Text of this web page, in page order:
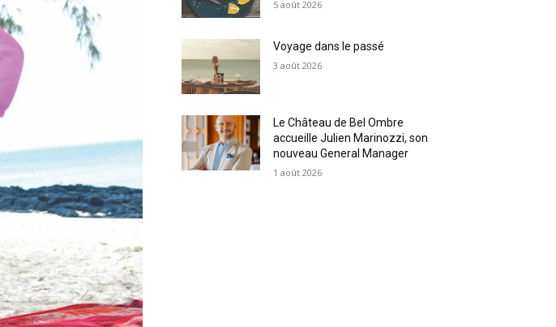
5 août 2026
Voyage dans le passé
3 août 2026
Le Château de Bel Ombre
accueille Julien Marinozzi, son
nouveau General Manager
1 août 2026